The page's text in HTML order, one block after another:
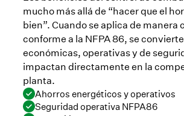
mucho más allá de “hacer que el
bien”. Cuando se aplica de manera
conforme a la NFPA 86, se
económicas, operativas y de
impactan directamente en la
planta.
Ahorros energéticos y operativos
Seguridad operativa NFPA86